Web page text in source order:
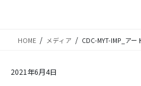
HOME メディア CDC-MYT-IMP_アー
2021年6月4日